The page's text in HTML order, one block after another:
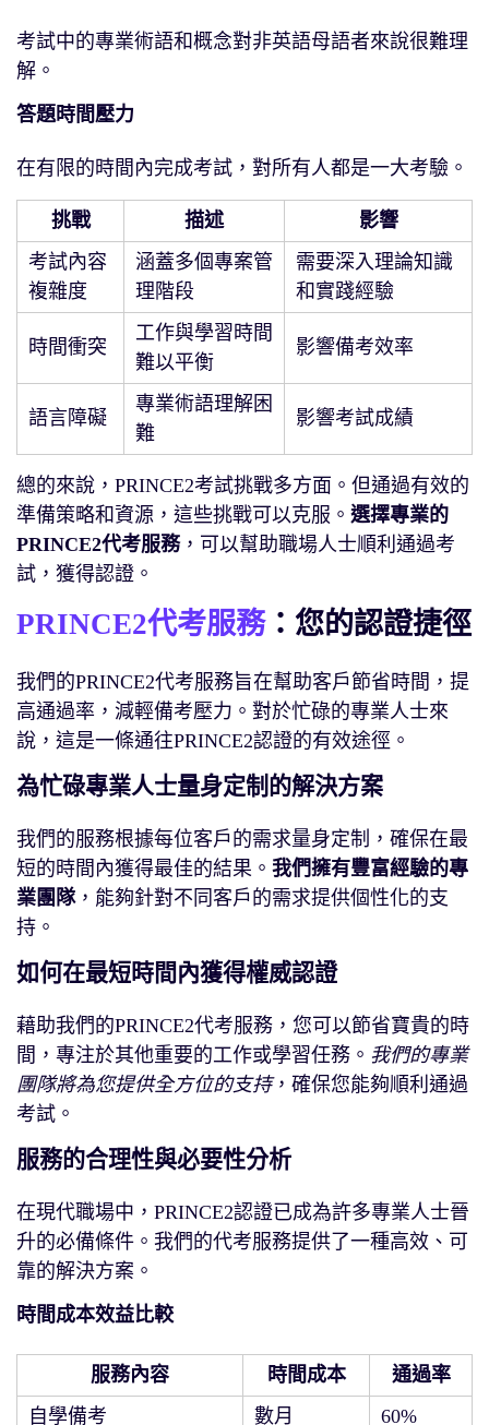
考試中的專業術語和概念對非英語母語者來說很難理
解。
答題時間壓力
在有限的時間內完成考試，對所有人都是一大考驗。
挑戰 描述
影響
考試內容
複雜度
涵蓋多個專案管
理階段
需要深入理論知識
和實踐經驗
時間衝突
工作與學習時間
難以平衡
影響備考效率
語言障礙
專業術語理解困
難
影響考試成績
總的來說，PRINCE2考試挑戰多方面。但通過有效的
準備策略和資源，這些挑戰可以克服。 選擇專業的
PRINCE2代考服務，可以幫助職場人士順利通過考
試，獲得認證。
PRINCE2代考服務：您的認證捷徑
我們的PRINCE2代考服務旨在幫助客戶節省時間，提
高通過率，減輕備考壓力。對於忙碌的專業人士來
說，這是一條通往PRINCE2認證的有效途徑。
為忙碌專業人士量身定制的解決方案
我們的服務根據每位客戶的需求量身定制，確保在最
短的時間內獲得最佳的結果。 我們擁有豐富經驗的專
業團隊，能夠針對不同客戶的需求提供個性化的支
持。
如何在最短時間內獲得權威認證
藉助我們的PRINCE2代考服務，您可以節省寶貴的時
間，專注於其他重要的工作或學習任務。 我們的專業
團隊將為您提供全方位的支持，確保您能夠順利通過
考試。
服務的合理性與必要性分析
在現代職場中，PRINCE2認證已成為許多專業人士晉
升的必備條件。我們的代考服務提供了一種高效、可
靠的解決方案。
時間成本效益比較
服務內容 時間成本
通過率
自學備考
數月 60%